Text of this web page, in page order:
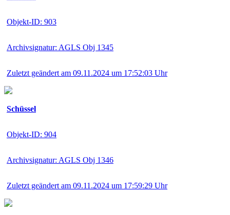
Objekt-ID: 903
Archivsignatur: AGLS Obj 1345
Zuletzt geändert am 09.11.2024 um 17:52:03 Uhr
Schüssel
Objekt-ID: 904
Archivsignatur: AGLS Obj 1346
Zuletzt geändert am 09.11.2024 um 17:59:29 Uhr